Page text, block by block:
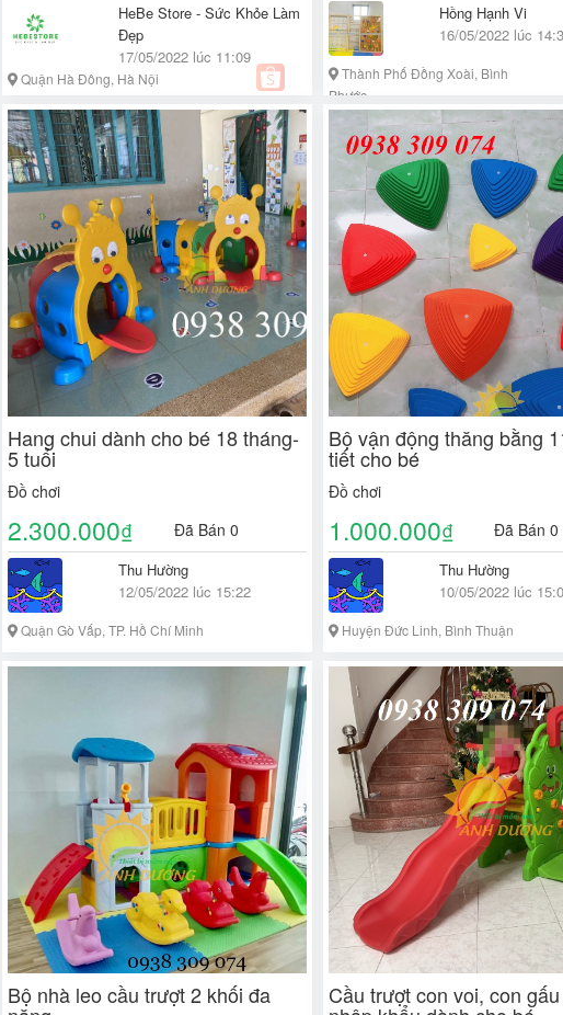
HeBe Store - Sức Khỏe Làm
Đẹp
17/05/2022 lúc 11:09
Quận Hà Đông, Hà Nội
Hồng Hạnh Vi
16/05/2022 lúc
Thành Phố Đồng Xoài, Bình
Phước
Hang chui dành cho bé 18 tháng-
5 tuổi
Đồ chơi
2.300.000₫ Đã Bán 0
Thu Hường
12/05/2022 lúc 15:22
Quận Gò Vấp, TP. Hồ Chí Minh
Bộ vận động thăng bằng
tiết cho bé
Đồ chơi
1.000.000₫ Đã Bán 0
Thu Hường
10/05/2022 lúc
Huyện Đức Linh, Bình Thuận
Bộ nhà leo cầu trượt 2 khối đa Cầu trượt con voi, con